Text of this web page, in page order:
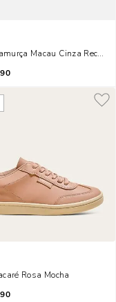
Macau Cinza
Rosa Mocha